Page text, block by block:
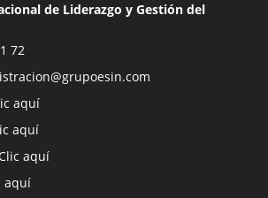
de Liderazgo y Gestión del
72
aquí
aquí
aquí
aquí